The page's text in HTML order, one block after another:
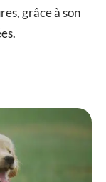
grâce à son